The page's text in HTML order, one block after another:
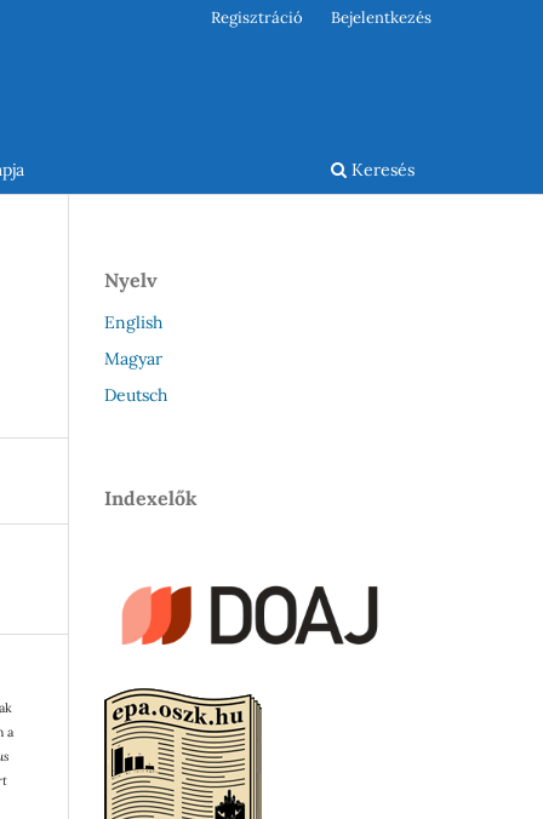
Keresés
Regisztráció Bejelentkezés
a
Nyelv
English
Magyar
Deutsch
Indexelők